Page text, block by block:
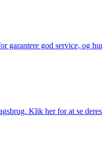
garantere god service, og
Klik her for at se